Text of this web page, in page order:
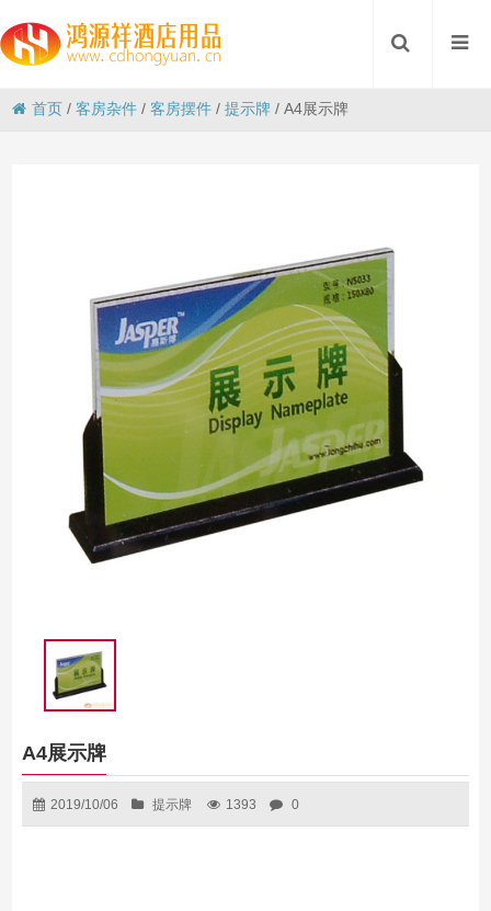
首页 /客房杂件 /客房摆件 /提示牌 /A4展示牌
A4展示牌
2019/10/06 提示牌 1393 0